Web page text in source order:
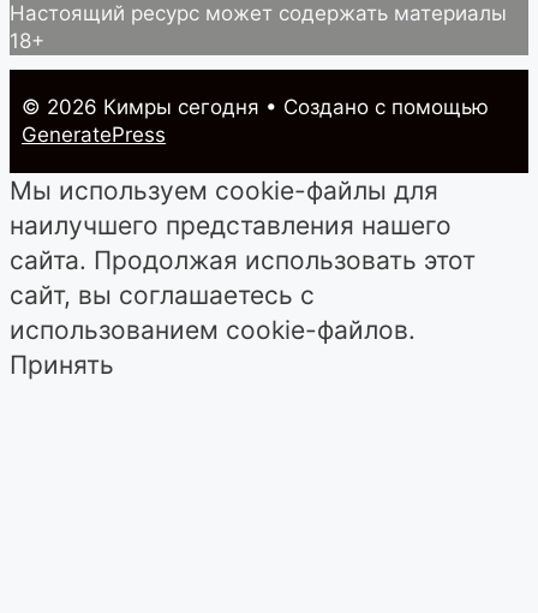
Настоящий ресурс может содержать материалы
18+
© 2026 Кимры cегодня • Создано с помощью
GeneratePress
Мы используем cookie-файлы для
наилучшего представления нашего
сайта. Продолжая использовать этот
сайт, вы соглашаетесь с
использованием cookie-файлов.
Принять